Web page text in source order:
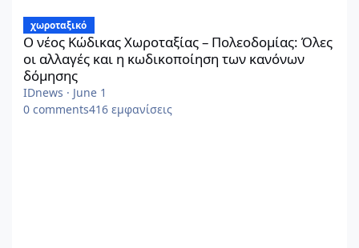
Ο νέος Κώδικας Χωροταξίας – Πολεοδομίας: Όλες οι αλλαγές
χωροταξικό
Ο νέος Κώδικας Χωροταξίας – Πολεοδομίας: Όλες
οι αλλαγές και η κωδικοποίηση των κανόνων
δόμησης
IDnews · June 1
0 comments416 εμφανίσεις